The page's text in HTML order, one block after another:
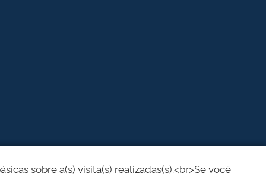
sobre a(s) visita(s) realizadas(s).<br>Se você